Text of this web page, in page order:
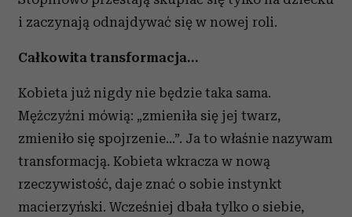
i zaczynają odnajdywać się w nowej roli.
Całkowita transformacja…
Kobieta już nigdy nie będzie taka sama.
Mężczyźni mówią: „zmieniła się jej twarz,
zmieniło się spojrzenie…”. Ja to właśnie nazywam
transformacją. Kobieta wkracza w nową
rzeczywistość, daje znać o sobie instynkt
macierzyński. Wcześniej dbała tylko o siebie,